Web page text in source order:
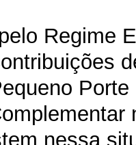
Regime
nessa